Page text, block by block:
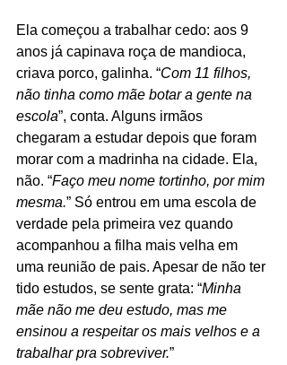
Ela começou a trabalhar cedo: aos 9
anos já capinava roça de mandioca,
criava porco, galinha. “Com 11 filhos,
não tinha como mãe botar a gente na
escola”, conta. Alguns irmãos
chegaram a estudar depois que foram
morar com a madrinha na cidade. Ela,
não. “Faço meu nome tortinho, por mim
mesma.” Só entrou em uma escola de
verdade pela primeira vez quando
acompanhou a filha mais velha em
uma reunião de pais. Apesar de não ter
tido estudos, se sente grata: “Minha
mãe não me deu estudo, mas me
ensinou a respeitar os mais velhos e a
trabalhar pra sobreviver.”